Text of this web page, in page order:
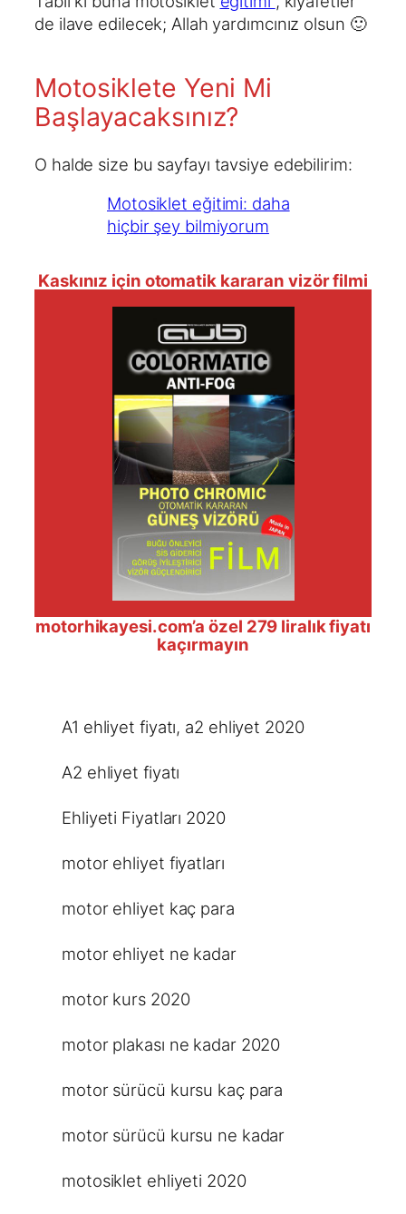
de ilave edilecek; Allah yardımcınız olsun 🙂
Motosiklete Yeni Mi
Başlayacaksınız?
O halde size bu sayfayı tavsiye edebilirim:
Motosiklet eğitimi: daha
hiçbir şey bilmiyorum
Kaskınız için otomatik kararan vizör filmi
motorhikayesi.com’a özel 279 liralık fiyatı
kaçırmayın
A1 ehliyet fiyatı, a2 ehliyet 2020
A2 ehliyet fiyatı
Ehliyeti Fiyatları 2020
motor ehliyet fiyatları
motor ehliyet kaç para
motor ehliyet ne kadar
motor kurs 2020
motor plakası ne kadar 2020
motor sürücü kursu kaç para
motor sürücü kursu ne kadar
motosiklet ehliyeti 2020